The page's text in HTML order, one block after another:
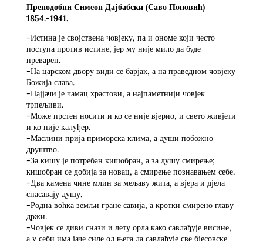
Преподобни Симеон Дајбабски (Саво Поповић)
1854.-1941.
-Истина је својствена човјеку, па и ономе који често
поступа против истине, јер му није мило да буде
преварен.
-На царском двору види се барјак, а на праведном човјеку
Божија слава.
-Најјачи је чамац храстови, а најпаметнији човјек
трпељиви.
-Може прстен носити и ко се није вјерио, и свето живјети
и ко није калуђер.
-Маслини прија приморска клима, а души побожно
друштво.
-За кишу је потребан кишобран, а за душу смирење;
кишобран се добија за новац, а смирење познавањем себе.
-Два камена чине млин за мељаву жита, а вјера и дјела
спасавају душу.
-Родна воћка земљи гране савија, а кротки смирено главу
држи.
-Човјек се диви снази и лету орла како савлађује висине,
а у себи има јаче силе од њега да савлађује све бјесовске